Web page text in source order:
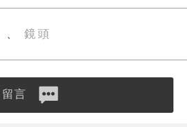
、 鏡頭
留言